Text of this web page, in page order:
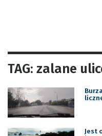
TAG: zalane
Jest